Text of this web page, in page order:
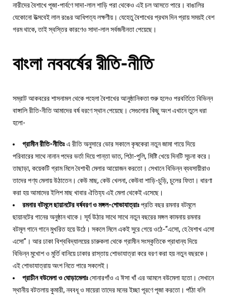
নারীদের বৈশাখে পূজা-পার্বণে সাদা-লাল শাড়ি পরা থেকেও এই চল আসতে পারে। বাঙালির
যেকোনো উত্সবেই লাল রঙের আধিপত্য লক্ষণীয়। যেহেতু বৈশাখের প্রথম দিন প্রায় সময়ই বেশ
গরম থাকে, তাই স্বস্তির কারণেও সাদা-লাল সর্বজনীনতা পেয়েছে।
বাংলা নববর্ষের রীতি-নীতি
সম্রাট আকবরের শাসনামল থেকে পহেলা বৈশাখের আনুষ্ঠানিকতা শুরু হলেও পরবর্তিতে বিভিন্ন
বাঙ্গালি রীতি-নীতি আমাদের বর্ষ বরণে স্থান পেয়েছে। সেগুলোর কিছু অংশ এখানে তুলে ধরা
হলো-
গ্রামীন রীতি-নীতিঃএ রীতি অনুসারে ভোর সকালে কৃষকেরা নতুন জামা গায়ে দিয়ে
পরিবারের সাথে নানান পদের ভর্তা দিয়ে পান্তা ভাত, পিঠা-পুলি, মিষ্টি খেয়ে দিনটি সূচনা করে।
তাছাড়া, কয়েকটি গ্রাম মিলে বৈশাখী মেলার আয়োজন করতো। সেখানে বিভিন্ন ব্যবসায়ীরাও
তাদের পণ্য মেলায় উঠাতেন। কেউ মাছ, কেউ খেলনা, কেউবা শাড়ি-চুড়ি, চুলের ফিতা। ধারণা
করা হয় আমাদের ইলিশ মাছ খাবার ঐতিহ্য এই মেলা থেকেই এসেছে।
রমনার বটমূলে ছায়ানটের বর্ষবরণ ও মঙ্গল-শোভাযাত্রাঃপ্রতি বছর রমনার বটমূলে
ছায়ানটের গানের অনুষ্ঠান থাকে। সূর্য উঠার সাথে সাথে নতুন বছরের মঙ্গল কামনায় রমনার
বটমূল গানে গানে মুখরিত হয়ে উঠে। সকলে মিলে একই সুরে গেয়ে ওঠে-“এসো, হে বৈশাখ এসো
এসো”। আর ঢাকা বিশ্ববিদ্যালয়ের চারুকলা থেকে গ্রামীন সংস্কৃতিকে প্রাধান্য দিয়ে
বিভিন্ন মুখোশ ও মুর্তি বানিয়ে ঢাকার রাস্তায় শোভাযাত্রা করে বরণ করা হয় নতুন বছরকে।
এই শোভাযাত্রায় অংশ নিতে পারে সকলেই।
প্রাচীন বউমেলা ও ঘোড়ামেলাঃসোনারগাঁও এ ঈসা খাঁ এর আমলে বউমেলা হতো। সেখানে
স্থানীয় বটতলায় কুমারী, নববধূ ও মায়েরা তাদের মনের ইচ্ছা পূরণে পূজা করতো। পাঁঠা বলি